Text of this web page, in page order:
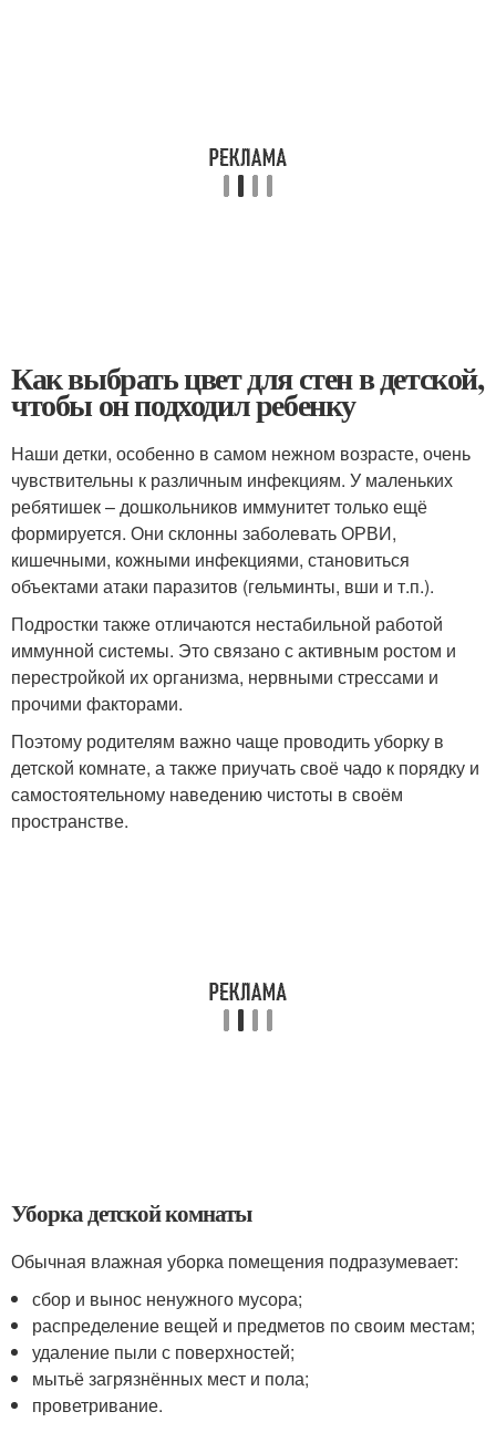
Как выбрать цвет для стен в детской,
чтобы он подходил ребенку
Наши детки, особенно в самом нежном возрасте, очень
чувствительны к различным инфекциям. У маленьких
ребятишек – дошкольников иммунитет только ещё
формируется. Они склонны заболевать ОРВИ,
кишечными, кожными инфекциями, становиться
объектами атаки паразитов (гельминты, вши и т.п.).
Подростки также отличаются нестабильной работой
иммунной системы. Это связано с активным ростом и
перестройкой их организма, нервными стрессами и
прочими факторами.
Поэтому родителям важно чаще проводить уборку в
детской комнате, а также приучать своё чадо к порядку и
самостоятельному наведению чистоты в своём
пространстве.
Уборка детской комнаты
Обычная влажная уборка помещения подразумевает:
сбор и вынос ненужного мусора;
распределение вещей и предметов по своим местам;
удаление пыли с поверхностей;
мытьё загрязнённых мест и пола;
проветривание.